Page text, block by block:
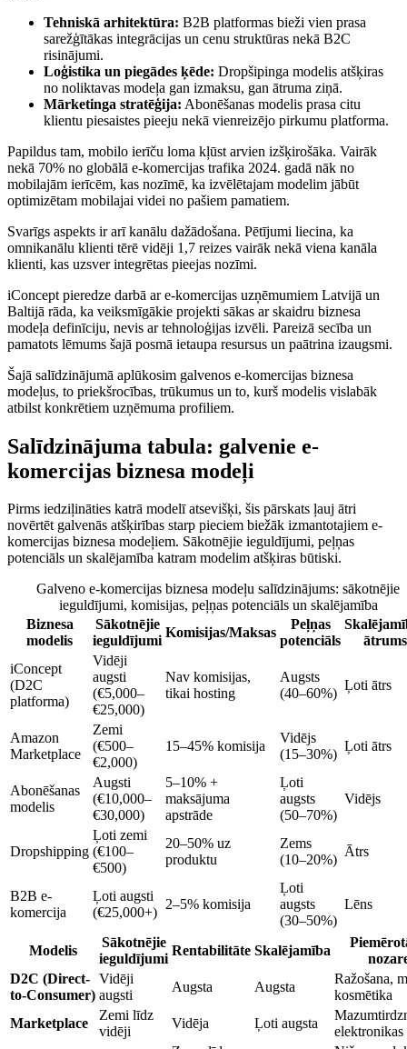
Tehniskā arhitektūra: B2B platformas bieži vien prasa
sarežģītākas integrācijas un cenu struktūras nekā B2C
risinājumi.
Loģistika un piegādes ķēde: Dropšipinga modelis atšķiras
no noliktavas modeļa gan izmaksu, gan ātruma ziņā.
Mārketinga stratēģija: Abonēšanas modelis prasa citu
klientu piesaistes pieeju nekā vienreizējo pirkumu platforma.
Papildus tam, mobilo ierīču loma kļūst arvien izšķirošāka. Vairāk
nekā 70% no globālā e-komercijas trafika 2024. gadā nāk no
mobilajām ierīcēm, kas nozīmē, ka izvēlētajam modelim jābūt
optimizētam mobilajai videi no pašiem pamatiem.
Svarīgs aspekts ir arī kanālu dažādošana. Pētījumi liecina, ka
omnikanālu klienti tērē vidēji 1,7 reizes vairāk nekā viena kanāla
klienti, kas uzsver integrētas pieejas nozīmi.
iConcept pieredze darbā ar e-komercijas uzņēmumiem Latvijā un
Baltijā rāda, ka veiksmīgākie projekti sākas ar skaidru biznesa
modeļa definīciju, nevis ar tehnoloģijas izvēli. Pareizā secība un
pamatots lēmums šajā posmā ietaupa resursus un paātrina izaugsmi.
Šajā salīdzinājumā aplūkosim galvenos e-komercijas biznesa
modeļus, to priekšrocības, trūkumus un to, kurš modelis vislabāk
atbilst konkrētiem uzņēmuma profiliem.
Salīdzinājuma tabula: galvenie e-
komercijas biznesa modeļi
Pirms iedziļināties katrā modelī atsevišķi, šis pārskats ļauj ātri
novērtēt galvenās atšķirības starp pieciem biežāk izmantotajiem e-
komercijas biznesa modeļiem. Sākotnējie ieguldījumi, peļņas
potenciāls un skalējamība katram modelim atšķiras būtiski.
Galveno e-komercijas biznesa modeļu salīdzinājums: sākotnējie
ieguldījumi, komisijas, peļņas potenciāls un skalējamība
Biznesa
modelis
Sākotnējie
ieguldījumi
Komisijas/Maksas
Peļņas
potenciāls
ātrums
iConcept
(D2C
platforma)
Vidēji
augsti
(€5,000–
€25,000)
Nav komisijas,
tikai hosting
Augsts
(40–60%)
Ļoti ātrs
Amazon
Marketplace
Zemi
(€500–
€2,000)
15–45% komisija
Vidējs
(15–30%)
Ļoti ātrs
Abonēšanas
modelis
Augsti
(€10,000–
€30,000)
5–10% +
maksājuma
apstrāde
Ļoti
augsts
(50–70%)
Vidējs
Dropshipping
Ļoti zemi
(€100–
€500)
20–50% uz
produktu
Zems
(10–20%)
Ātrs
B2B e-
komercija
Ļoti augsti
(€25,000+)
2–5% komisija
Ļoti
augsts
(30–50%)
Lēns
Modelis
Sākotnējie
ieguldījumi
Rentabilitāte Skalējamība
D2C (Direct-
to-Consumer)
Vidēji
augsti
Augsta Augsta
Ražošana,
kosmētika
Marketplace
Zemi līdz
vidēji
Vidēja Ļoti augsta
elektronikas